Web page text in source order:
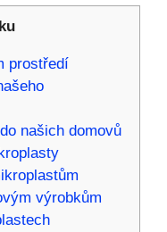
prostředí
našich domovů
výrobkům